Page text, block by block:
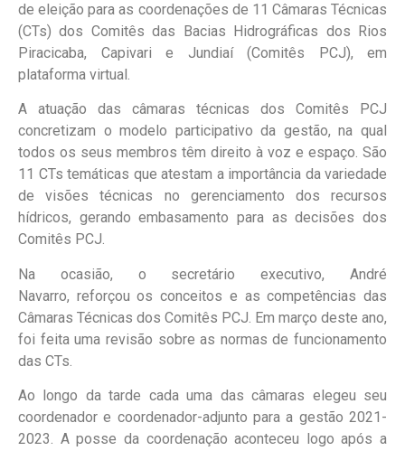
de eleição para as coordenações de 11 Câmaras Técnicas
(CTs) dos Comitês das Bacias Hidrográficas dos Rios
Piracicaba, Capivari e Jundiaí (Comitês PCJ), em
plataforma virtual.
A atuação das câmaras técnicas dos Comitês PCJ
concretizam o modelo participativo da gestão, na qual
todos os seus membros têm direito à voz e espaço. São
11 CTs temáticas que atestam a importância da variedade
de visões técnicas no gerenciamento dos recursos
hídricos, gerando embasamento para as decisões dos
Comitês PCJ.
Na ocasião, o secretário executivo, André
Navarro, reforçou os conceitos e as competências das
Câmaras Técnicas dos Comitês PCJ. Em março deste ano,
foi feita uma revisão sobre as normas de funcionamento
das CTs.
Ao longo da tarde cada uma das câmaras elegeu seu
coordenador e coordenador-adjunto para a gestão 2021-
2023. A posse da coordenação aconteceu logo após a